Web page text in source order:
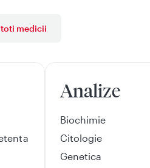
toti medicii
Analize
Biochimie
Citologie
Genetica